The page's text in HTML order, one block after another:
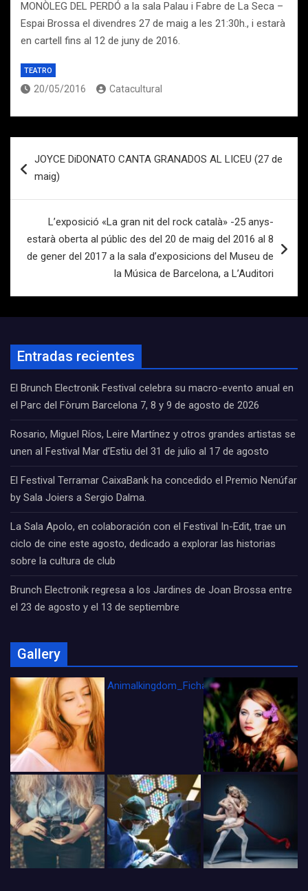
MONÒLEG DEL PERDÓ a la sala Palau i Fabre de La Seca –
Espai Brossa el divendres 27 de maig a les 21:30h., i estarà
en cartell fins al 12 de juny de 2016.
TEATRO
20/05/2016 Catacultural
de
JOYCE DiDONATO CANTA GRANADOS AL LICEU (27 de
maig)
L’exposició «La gran nit del rock català» -25 anys-
estarà oberta al públic des del 20 de maig del 2016 al 8
de gener del 2017 a la sala d’exposicions del Museu de
la Música de Barcelona, a L’Auditori
Entradas recientes
El Brunch Electronik Festival celebra su macro-evento anual en
el Parc del Fòrum Barcelona 7, 8 y 9 de agosto de 2026
Rosario, Miguel Ríos, Leire Martínez y otros grandes artistas se
unen al Festival Mar d’Estiu del 31 de julio al 17 de agosto
El Festival Terramar CaixaBank ha concedido el Premio Nenúfar
by Sala Joiers a Sergio Dalma.
La Sala Apolo, en colaboración con el Festival In-Edit, trae un
ciclo de cine este agosto, dedicado a explorar las historias
sobre la cultura de club
Brunch Electronik regresa a los Jardines de Joan Brossa entre
el 23 de agosto y el 13 de septiembre
Gallery
Animalkingdom_FichaCine